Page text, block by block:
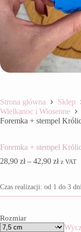
Strona główna Sklep
Wielkanoc i Wiosenne
Foremka + stempel
Foremka + stempel
28,90 zł – 42,90 złZakres
28,90
do
z VAT
Czas realizacji: od 1 do 3
Rozmiar